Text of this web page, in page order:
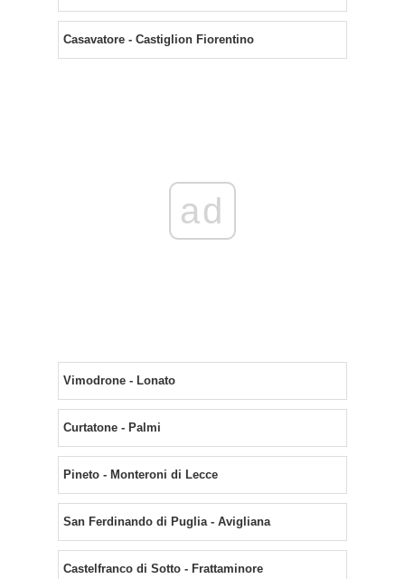
Casavatore - Castiglion Fiorentino
ad
Vimodrone - Lonato
Curtatone - Palmi
Pineto - Monteroni di Lecce
San Ferdinando di Puglia - Avigliana
Castelfranco di Sotto - Frattaminore